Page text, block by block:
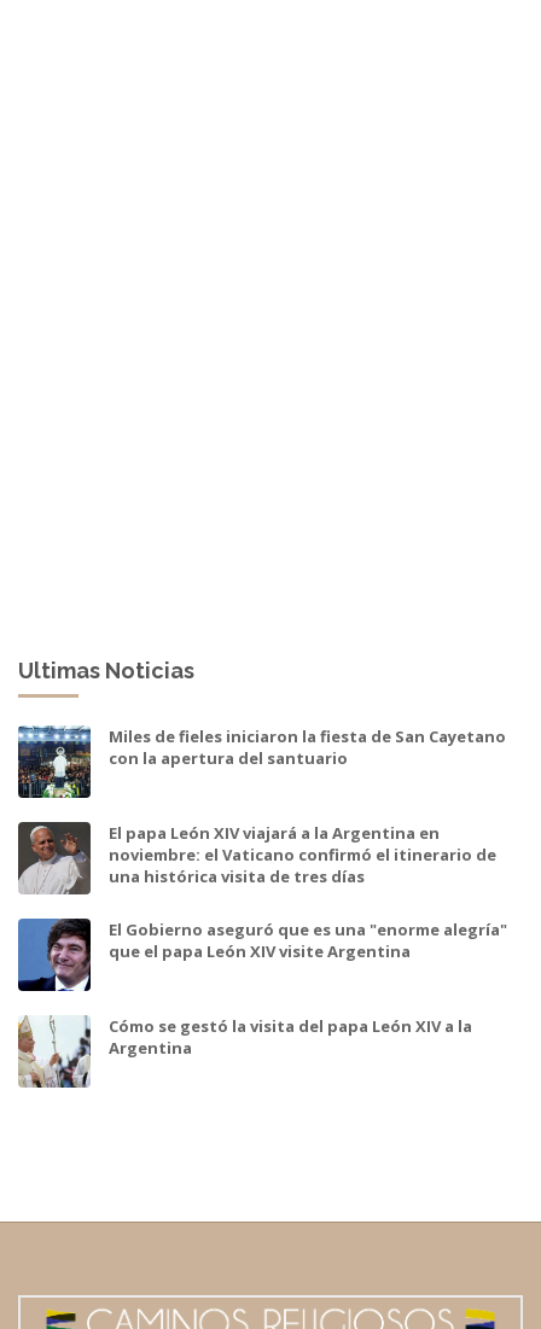
Ultimas Noticias
Miles de fieles iniciaron la fiesta de San Cayetano
con la apertura del santuario
El papa León XIV viajará a la Argentina en
noviembre: el Vaticano confirmó el itinerario de
una histórica visita de tres días
El Gobierno aseguró que es una "enorme alegría"
que el papa León XIV visite Argentina
Cómo se gestó la visita del papa León XIV a la
Argentina